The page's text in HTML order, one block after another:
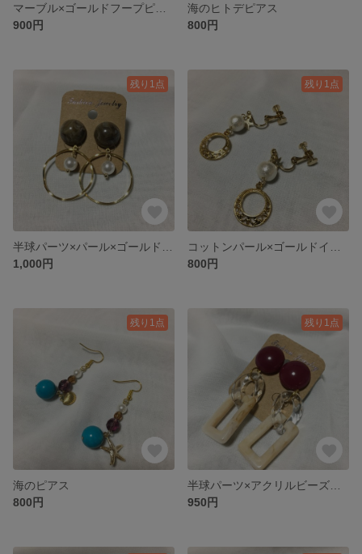
900円
海のヒトデピアス
800円
残り1点
1,000円
残り1点
800円
残り1点
海のピアス
800円
残り1点
950円